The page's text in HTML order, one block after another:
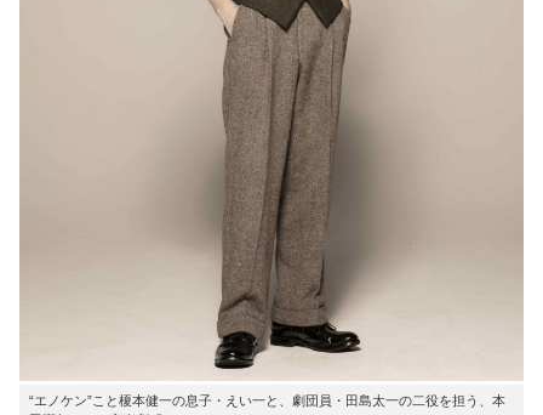
“エノケン”こと榎本健一の息子・えい一と、劇団員・田島太一の二役を担う、本